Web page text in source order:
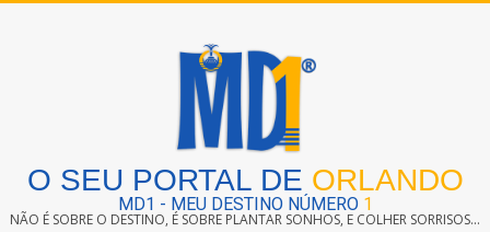
O SEU PORTAL DE ORLANDO
MD1 - MEU DESTINO NÚMERO 1
NÃO É SOBRE O DESTINO, É SOBRE PLANTAR SONHOS, E COLHER SORRISOS...